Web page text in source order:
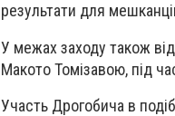
результати для
У межах заходу також
Макото Томізавою, під
Участь Дрогобича в